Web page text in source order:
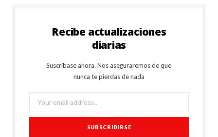
Recibe actualizaciones
diarias
Suscríbase ahora. Nos aseguraremos de que
nunca te pierdas de nada